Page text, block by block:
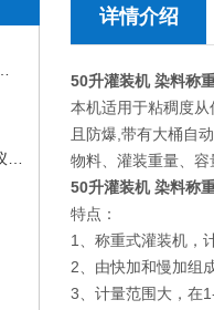
详情介绍
50升灌装机 染料称
本机适用于粘稠度
且防爆,带有大桶自
物料、灌装重量、
50升灌装机 染料称
特点：
1、称重式灌装机，
2、由快加和慢加组
3、计量范围大，在